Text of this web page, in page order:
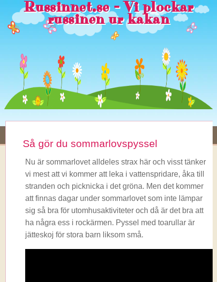
Russinnet.se - Vi plockar
russinen ur kakan
Så gör du sommarlovspyssel
Nu är sommarlovet alldeles strax här och visst tänker
vi mest att vi kommer att leka i vattenspridare, åka till
stranden och picknicka i det gröna. Men det kommer
att finnas dagar under sommarlovet som inte lämpar
sig så bra för utomhusaktiviteter och då är det bra att
ha några ess i rockärmen. Pyssel med toarullar är
jätteskoj för stora barn liksom små.